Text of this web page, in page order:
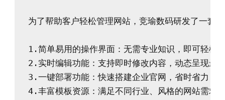
为了帮助客户轻松管理网站，竞瑜数码研发了一套
1.简单易用的操作界面：无需专业知识，即可轻松
2.实时编辑功能：支持即时修改内容，动态呈现最
3.一键部署功能：快速搭建企业官网，省时省力；
4.丰富模板资源：满足不同行业、风格的网站需求